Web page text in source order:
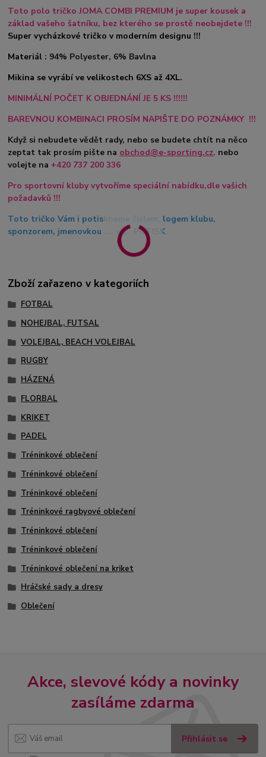
Toto polo tričko JOMA COMBI PREMIUM je super kousek a
základ vašeho šatníku, bez kterého se prostě neobejdete !!!
Super vycházkové tričko v moderním designu !!!
Materiál : 94% Polyester, 6% Bavlna
Mikina se vyrábí ve velikostech 6XS až 4XL.
MINIMÁLNÍ POČET K OBJEDNÁNÍ JE 5 KS !!!!!!
BAREVNOU KOMBINACI PROSÍM NAPIŠTE DO POZNÁMKY !!!
Když si nebudete vědět rady, nebo se budete chtít na něco
zeptat tak prosím pište na obchod@e-sporting.cz, nebo
volejte na +420 737 200 336
Pro sportovní kluby vytvoříme speciální nabídku,dle vašich
požadavků !!!
Toto tričko Vám i potiskneme číslem, logem klubu,
sponzorem, jmenovkou .... viz. POTISK
Zboží zařazeno v kategoriích
FOTBAL
NOHEJBAL, FUTSAL
VOLEJBAL, BEACH VOLEJBAL
RUGBY
HÁZENÁ
FLORBAL
KRIKET
PADEL
Tréninkové oblečení
Tréninkové oblečení
Tréninkové oblečení
Tréninkové ragbyové oblečení
Tréninkové oblečení
Tréninkové oblečení
Tréninkové oblečení na kriket
Hráčské sady a dresy
Oblečení
Akce, slevové kódy a novinky
zasíláme zdarma
Přihlásit se